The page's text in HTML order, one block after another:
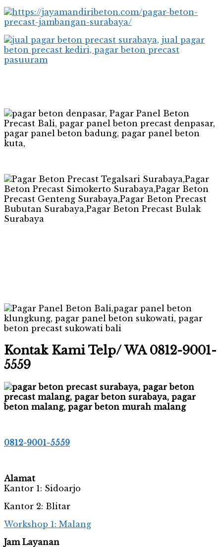
Kontak Kami Telp/ WA 0812-9001-
5559
0812-9001-5559
Alamat
Kantor 1: Sidoarjo
Kantor 2: Blitar
Workshop 1: Malang
Jam Layanan